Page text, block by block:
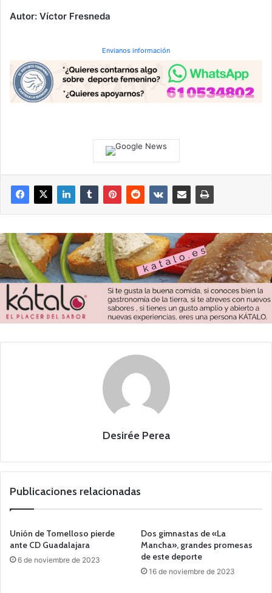
Autor: Víctor Fresneda
Envianos información
Desirée Perea
Publicaciones relacionadas
Unión de Tomelloso pierde
ante CD Guadalajara
6 de noviembre de 2023
Dos gimnastas de «La
Mancha», grandes promesas
de este deporte
16 de noviembre de 2023